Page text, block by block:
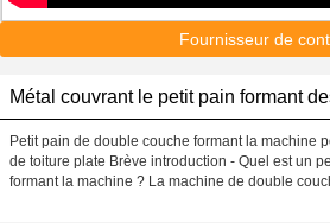
Fournisseur de
Métal couvrant le petit pain formant
Petit pain de double couche formant la machine
de toiture plate Brève introduction - Quel est un
formant la machine ? La machine de double